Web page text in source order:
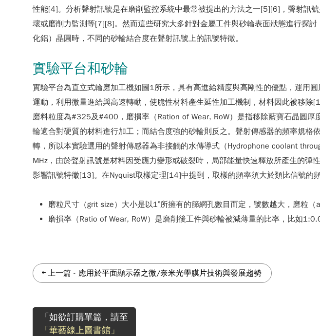
性能[4]。分析聲射訊號是在磨削監控系統中最常被提出的方法之一[5][6]，聲射訊
壞或磨削力監測等[7][8]。然而這些研究大多針對金屬工件與砂輪表面狀態進行探
化鋁）晶圓時，不同的砂輪結合度在聲射訊號上的訊號特徵。
實驗平台和砂輪
實驗平台為直立式輪磨加工機如圖1所示，具有高進給精度與高剛性的優點，運用
運動，利用微量進給與高速轉動，使脆性材料產生延性加工機制，材料因此被移
磨料粒度為#325及#400，磨損率（Ration of Wear, RoW）是指移除藍寶石晶圓
輪適合對硬質的材料進行加工；而結合度強的砂輪則反之。聲射傳感器的頻率規
轉，所以本實驗選用的聲射傳感器為非接觸的水傳導式（Hydrophone coolant
MHz，由於聲射訊號是材料因受應力變形或破裂時，局部能量快速釋放所產生的
影響訊號特徵[13]。在Nyquist取樣定理[14]中提到，取樣的頻率須大於類比信號的
磨粒尺寸（grit size）大小是以1”所擁有的篩網孔數目而定，號數越大，磨粒（
磨損率（Ratio of Wear, RoW）是磨削後工件與砂輪被減薄量的比率，比如
上一篇 - 應用於平面顯示器之微/奈米光學膜片技術與發展趨勢
「如欲訂購單篇，請至
「華藝線上圖書館」